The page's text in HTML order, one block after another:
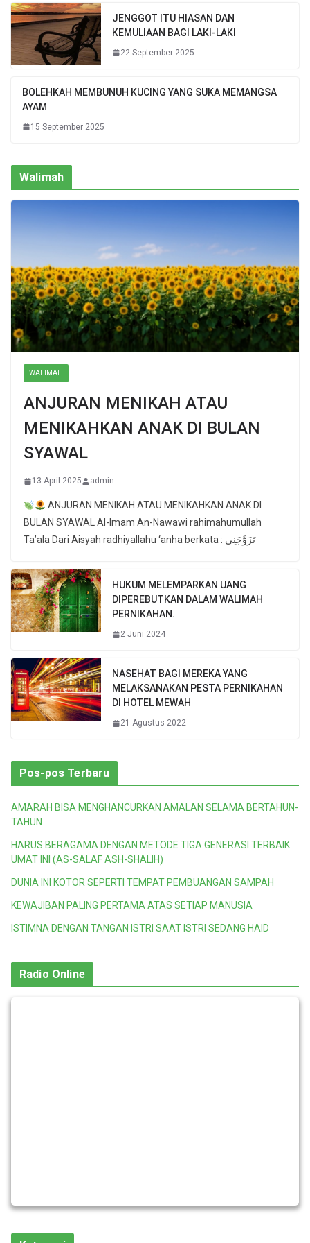
JENGGOT ITU HIASAN DAN
KEMULIAAN BAGI LAKI-LAKI
22 September 2025
BOLEHKAH MEMBUNUH KUCING YANG SUKA MEMANGSA
AYAM
15 September 2025
Walimah
WALIMAH
ANJURAN MENIKAH ATAU
MENIKAHKAN ANAK DI BULAN
SYAWAL
13 April 2025 admin
ANJURAN MENIKAH ATAU MENIKAHKAN ANAK DI
BULAN SYAWAL Al-Imam An-Nawawi rahimahumullah
Ta’ala Dari Aisyah radhiyallahu ‘anha berkata : تَزَوَّجَنِي
HUKUM MELEMPARKAN UANG
DIPEREBUTKAN DALAM WALIMAH
PERNIKAHAN.
2 Juni 2024
NASEHAT BAGI MEREKA YANG
MELAKSANAKAN PESTA PERNIKAHAN
DI HOTEL MEWAH
21 Agustus 2022
Pos-pos Terbaru
AMARAH BISA MENGHANCURKAN AMALAN SELAMA BERTAHUN-
TAHUN
HARUS BERAGAMA DENGAN METODE TIGA GENERASI TERBAIK
UMAT INI (AS-SALAF ASH-SHALIH)
DUNIA INI KOTOR SEPERTI TEMPAT PEMBUANGAN SAMPAH
KEWAJIBAN PALING PERTAMA ATAS SETIAP MANUSIA
ISTIMNA DENGAN TANGAN ISTRI SAAT ISTRI SEDANG HAID
Radio Online